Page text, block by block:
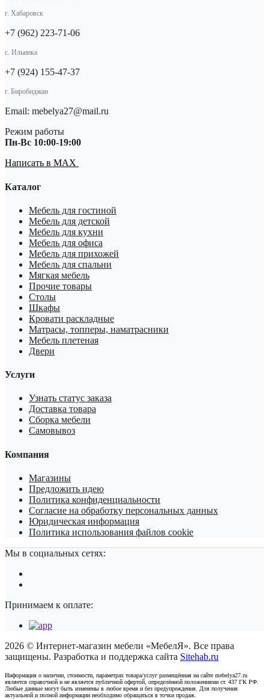
г. Хабаровск
+7 (962) 223-71-06
с. Ильинка
+7 (924) 155-47-37
г. Биробиджан
Email: mebelya27@mail.ru
Режим работы
Пн-Вс 10:00-19:00
Написать в MAX
Каталог
Мебель для гостиной
Мебель для детской
Мебель для кухни
Мебель для офиса
Мебель для прихожей
Мебель для спальни
Мягкая мебель
Прочие товары
Столы
Шкафы
Кровати раскладные
Матрасы, топперы, наматрасники
Мебель плетеная
Двери
Услуги
Узнать статус заказа
Доставка товара
Сборка мебели
Самовывоз
Компания
Магазины
Предложить идею
Политика конфиденциальности
Согласие на обработку персональных данных
Юридическая информация
Политика использования файлов cookie
Мы в социальных сетях:
Принимаем к оплате:
2026 © Интернет-магазин мебели «МебелЯ». Все права
защищены. Разработка и поддержка сайта Sitehab.ru
Информация о наличии, стоимости, параметрах товара/услуг размещённая на сайте mebelya27.ru
является справочной и не является публичной офертой, определённой положениями ст. 437 ГК РФ.
Любые данные могут быть изменены в любое время и без предупреждения. Для получения
актуальной и полной информации необходимо обращаться в точки продаж.